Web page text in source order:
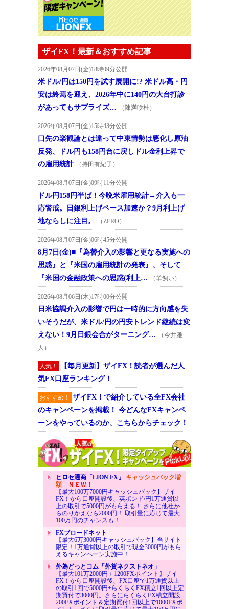
ザイFX！最新＆おすすめ記事
2026年08月07日(金)18時09分公開
米ドル/円は150円を試す展開に!? 米ドル高・円
安は終焉を迎え、2026年中に140円の大台打診
があってもサプライズ…
（陳満咲杜）
2026年08月07日(金)15時43分公開
口先の楽観論とは違って中東情勢は悪化し原油
反発、ドル円も158円台に戻しドル金利上昇で
の雇用統計
（持田有紀子）
2026年08月07日(金)09時11分公開
ドル円158円半ば！今晩米雇用統計→介入も一
応警戒。日銀利上げペース加速か？9月利上げ
地ならしに注目。
（ZERO）
2026年08月07日(金)06時45分公開
8月7日(金)■『為替介入の影響と更なる実施への
思惑』と『米国の雇用統計の発表』、そして
『米国の金融政策への思惑(利上…
（羊飼い）
2026年08月06日(木)17時00分公開
日米協調介入の影響で円は一時的に方向感を失
いそうだが、米ドル/円の円安トレンド継続は変
えない！9月日銀会合がターニング…
（今井雅
人）
人気！
【毎月更新】ザイFX！読者が選んだ人
気FX口座ランキング！
おすすめ！
ザイFX！で紹介している全FX会社
のキャンペーンを掲載！ 今どんなFXキャンペ
ーンをやっているのか、こちらからチェック！
ヒロセ通商「LION FX」 キャッシュバック増
額ＮＥＷ！
【最大100万7000円キャッシュバック】ザイ
FX！から口座開設後、英ポンド/円1万通貨以
上の取引で5000円がもらえる！ さらに他社か
らのりかえなら2000円！ 取引量に応じて最大
100万円のチャンスも！
FXブロードネット
【最大6万3000円キャッシュバック】当サイト
限定！1万通貨以上の取引で現金3000円がもら
えるキャンペーン実施中！
外為どっとコム「外貨ネクストネオ」
【最大101万2000円＋1200FXポイント】ザイ
FX！から口座開設後、FX口座で1万通貨以上
の取引1回で5000円+らくらくFX積立1回以上定
期買付で3000円。さらにらくらくFX積立開設
200FXポイント＆定期買付1回以上で1000FXポ